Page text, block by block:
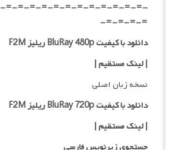
=-=-=-=-=-=-=-=-=-=-=-=-
=-=-=-=-
دانلود با کیفیت BluRay 480p ریلیز F2M
| لینک مستقیم|
نسخه زبان اصلی
دانلود با کیفیت BluRay 720p ریلیز F2M
|لینک مستقیم|